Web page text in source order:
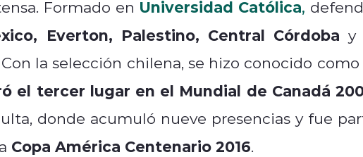
Formado en Universidad Católica,
Everton, Palestino, Central Córdoba y
la selección chilena, se hizo conocido
el tercer lugar en el Mundial de Canadá
donde acumuló nueve presencias y fue
Copa América Centenario 2016.